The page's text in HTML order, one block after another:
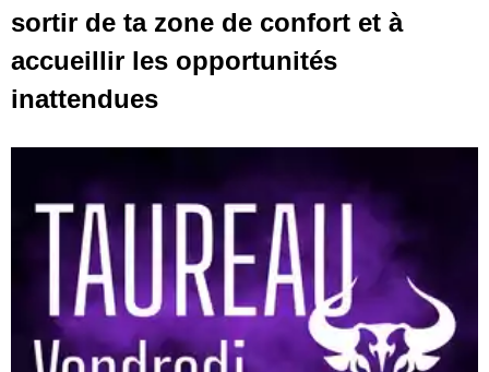
sortir de ta zone de confort et à
accueillir les opportunités
inattendues